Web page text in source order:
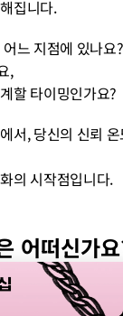
집니다.
느 지점에 있나요?
,
할 타이밍인가요?
서, 당신의 신뢰
의 시작점입니다.
어떠신가